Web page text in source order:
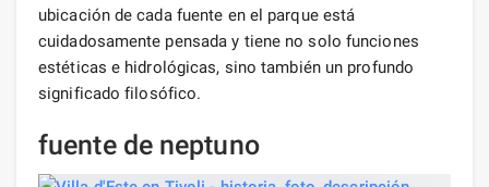
ubicación de cada fuente en el parque está
cuidadosamente pensada y tiene no solo funciones
estéticas e hidrológicas, sino también un profundo
significado filosófico.
fuente de neptuno